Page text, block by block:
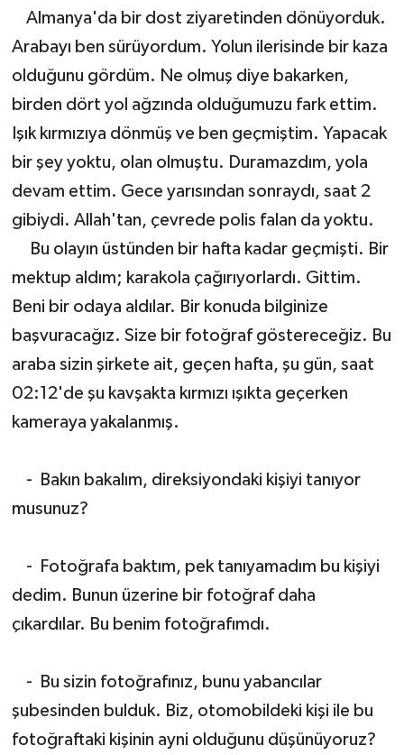
Almanya'da bir dost ziyaretinden dönüyorduk.
Arabayı ben sürüyordum. Yolun ilerisinde bir kaza
olduğunu gördüm. Ne olmuş diye bakarken,
birden dört yol ağzında olduğumuzu fark ettim.
Işık kırmızıya dönmüş ve ben geçmiştim. Yapacak
bir şey yoktu, olan olmuştu. Duramazdım, yola
devam ettim. Gece yarısından sonraydı, saat 2
gibiydi. Allah'tan, çevrede polis falan da yoktu.
Bu olayın üstünden bir hafta kadar geçmişti. Bir
mektup aldım; karakola çağırıyorlardı. Gittim.
Beni bir odaya aldılar. Bir konuda bilginize
başvuracağız. Size bir fotoğraf göstereceğiz. Bu
araba sizin şirkete ait, geçen hafta, şu gün, saat
02:12'de şu kavşakta kırmızı ışıkta geçerken
kameraya yakalanmış.
- Bakın bakalım, direksiyondaki kişiyi tanıyor
musunuz?
- Fotoğrafa baktım, pek tanıyamadım bu kişiyi
dedim. Bunun üzerine bir fotoğraf daha
çıkardılar. Bu benim fotoğrafımdı.
- Bu sizin fotoğrafınız, bunu yabancılar
şubesinden bulduk. Biz, otomobildeki kişi ile bu
fotoğraftaki kişinin ayni olduğunu düşünüyoruz?